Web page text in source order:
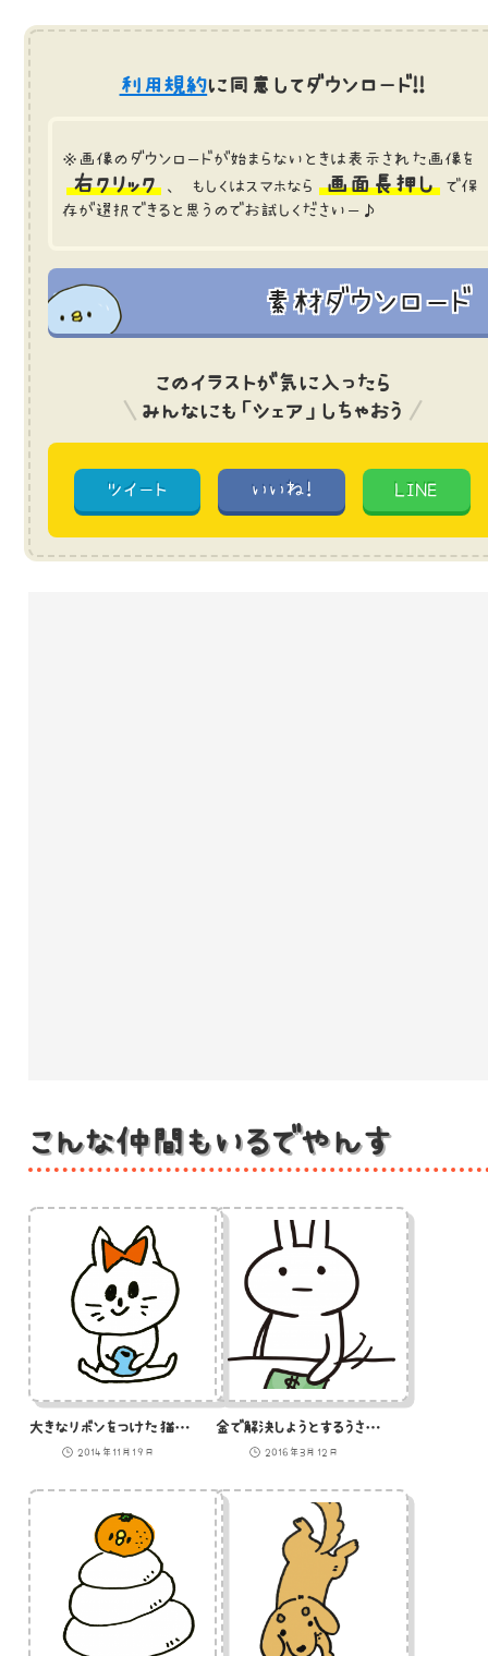
利用規約に同意してダウンロード!!
※画像のダウンロードが始まらないときは表示された画像を
右クリック 、 もしくはスマホなら 画面長押し
で保
存が選択できると思うのでお試しくださいー♪
素材ダウンロード
このイラストが気に入ったら
みんなにも「シェア」しちゃおう
ツイート いいね! LINE
こんな仲間もいるでやんす
大きなリボンをつけた猫のイラスト
2014年11月19日
金で解決しようとするうさぎのイラスト
2016年3月12日